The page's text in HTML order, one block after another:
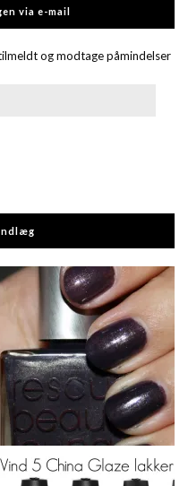
via e-mail
og modtage påmindelser